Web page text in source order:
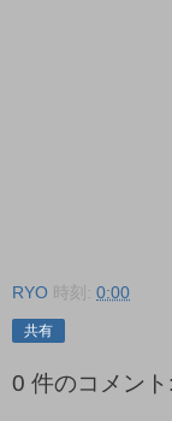
RYO 時刻: 0:00
共有
0 件のコメント: